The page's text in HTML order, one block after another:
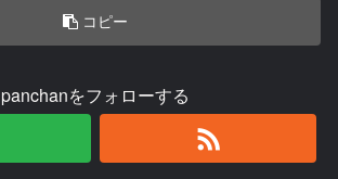
コピー
panchanをフォローする